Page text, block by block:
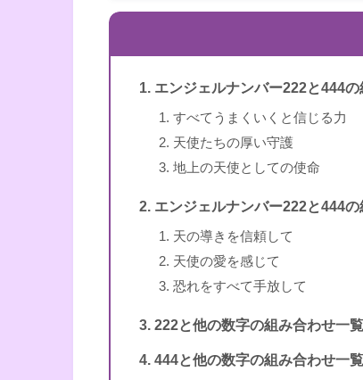
書籍名 エンジェル・ナ
著者 ドリーン・バー
訳者 牧野・M・美枝
出版社 ダイヤモンド社
エンジェルナンバーの解読方法は桁
1〜3桁のエンジェルナンバー
4桁のエンジェルナンバー
エンジェルナンバー222と444
すべてうまくいくと信じる力
天使たちの厚い守護
地上の天使としての使命
エンジェルナンバー222と444
天の導きを信頼して
天使の愛を感じて
恐れをすべて手放して
222と他の数字の組み合わせ一覧
444と他の数字の組み合わせ一覧